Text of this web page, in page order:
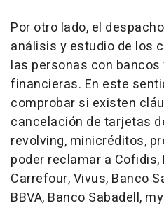
Por otro lado, el
análisis y estudio de los
las personas con
financieras. En este
comprobar si existen
cancelación de tarjetas
revolving, minicréditos,
poder reclamar a Cofidis,
Carrefour, Vivus, Banco
BBVA, Banco Sabadell,